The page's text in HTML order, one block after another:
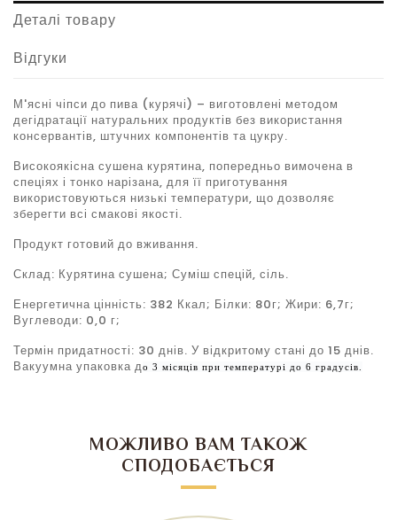
Деталі товару
Відгуки
М'ясні чіпси до пива (курячі) – виготовлені методом
дегідратації натуральних продуктів без використання
консервантів, штучних компонентів та цукру.
Високоякісна сушена курятина, попередньо вимочена в
спеціях і тонко нарізана, для її приготування
використовуються низькі температури, що дозволяє
зберегти всі смакові якості.
Продукт готовий до вживання.
Склад: Курятина сушена; Суміш спецій, сіль.
Енергетична цінність: 382 Ккал; Білки: 80г; Жири: 6,7г;
Вуглеводи: 0,0 г;
Термін придатності: 30 днів. У відкритому стані до 15 днів.
Вакуумна упаковка до 3 місяців при температурі до 6 градусів.
МОЖЛИВО ВАМ ТАКОЖ
СПОДОБАЄТЬСЯ